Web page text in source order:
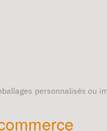
personnalisés ou